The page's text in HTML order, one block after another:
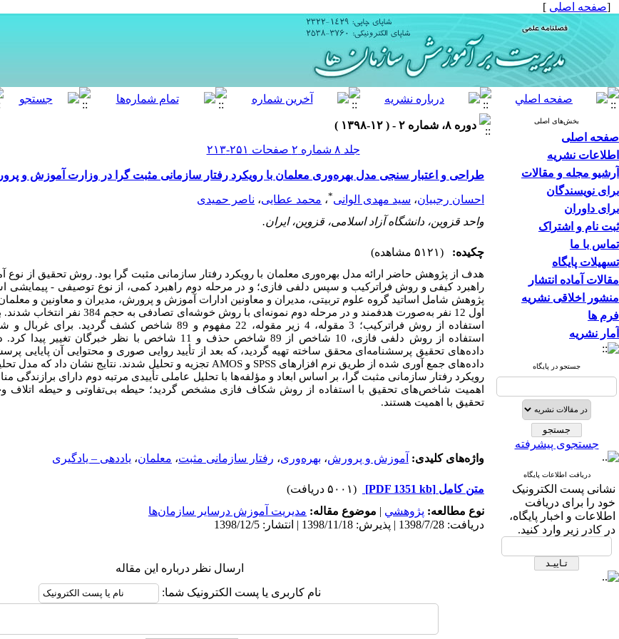
[صفحه اصلی ]
بخش‌های اصلی
صفحه اصلی
اطلاعات نشریه
آرشیو مجله و مقالات
برای نویسندگان
برای داوران
ثبت نام و اشتراک
تماس با ما
تسهیلات پایگاه
مقالات آماده انتشار
منشور اخلاقی نشریه
فرم ها
آمار نشریه
جستجو در پایگاه
جستجوی پیشرفته
دریافت اطلاعات پایگاه
نشانی پست الکترونیک
خود را برای دریافت
اطلاعات و اخبار پایگاه،
در کادر زیر وارد کنید.
دوره ۸، شماره ۲ - ( ۱۲-۱۳۹۸ )
جلد ۸ شماره ۲ صفحات ۲۵۱-۲۱۳
طراحی و اعتبار سنجی مدل بهره‌وری معلمان با رویکرد رفتار سازمانی مثبت گرا در وزارت آموزش و
احسان رجبیان، سید مهدی الوانی*، محمد عطایی، ناصر حمیدی
واحد قزوین، دانشگاه آزاد اسلامی، قزوین، ایران.
چکیده: (۵۱۲۱ مشاهده)
هدف از پژوهش حاضر ارائه مدل بهره‌وری معلمان با رویکرد رفتار سازمانی مثبت گرا بود. روش تحقیق از نوع
راهبرد کیفی و روش فراترکیب و سپس دلفی فازی؛ و در مرحله دوم راهبرد کمی، از نوع توصیفی - پیمایشی
پژوهش شامل اساتید گروه علوم تربیتی، مدیران و معاونین ادارات آموزش و پرورش، مدیران و معاونین و
اول 12 نفر به‌صورت هدفمند و در مرحله دوم
استفاده از روش فراترکیب؛ 3 مقوله، 4 زیر مقوله، 22 مفهوم و 89 شاخص کشف گردید
. برای غربال و
استفاده از روش دلفی فازی، 10 شاخص از 89 شاخص حذف و 11 شاخص با نظر
داده‌های تحقیق پرسشنامه‌ای محقق ساخته تهیه گردید، که بعد از تأیید روایی صوری و محتوایی آن پایایی
داده‌های جمع آوری شده از طریق نرم افزارهایSPSS وAMOS تجزیه و تحلیل شدند. نتایج نشان داد که مدل
رویکرد رفتار سازمانی مثبت گرا، بر اساس ابعاد و مؤلفه‌ها با تحلیل عاملی تأییدی مرتبه دوم دارای
اهمیت شاخص‌های تحقیق با استفاده از روش شکاف فازی مشخص گردید؛ حیطه بی‌تفاوتی و حیطه اتلاف
تحقیق با اهمیت هستند.
واژه‌های کلیدی: آموزش و پرورش، بهره‌وری، رفتار سازمانی مثبت، معلمان، یاددهی – یادگیری
متن کامل [PDF 1351 kb]
(۵۰۰۱ دریافت)
نوع مطالعه: پژوهشي | موضوع مقاله: مدیریت آموزش درسایر سازمان‌ها
دریافت: 1398/7/28 | پذیرش: 1398/11/18 | انتشار: 1398/12/5
ارسال نظر درباره این مقاله
نام کاربری یا پست الکترونیک شما: